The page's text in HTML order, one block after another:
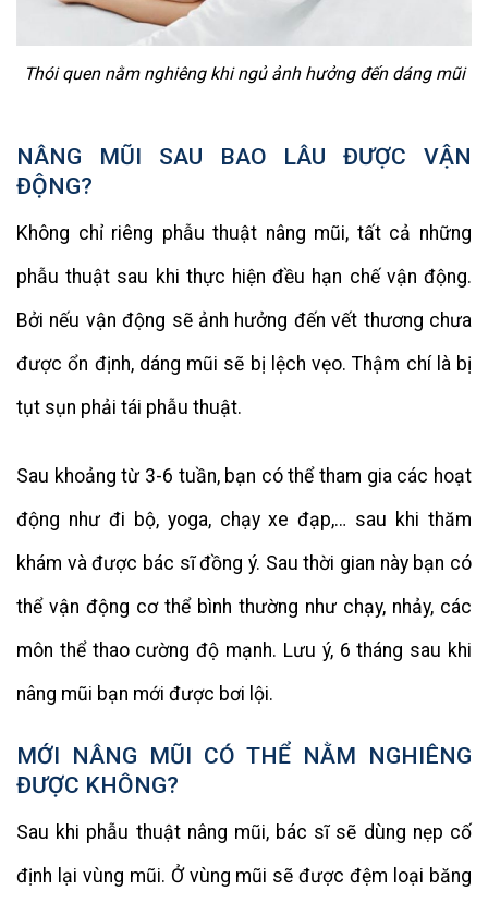
Thói quen nằm nghiêng khi ngủ ảnh hưởng đến dáng mũi
NÂNG MŨI SAU BAO LÂU ĐƯỢC VẬN
ĐỘNG?
Không chỉ riêng phẫu thuật nâng mũi, tất cả những
phẫu thuật sau khi thực hiện đều hạn chế vận động.
Bởi nếu vận động sẽ ảnh hưởng đến vết thương chưa
được ổn định, dáng mũi sẽ bị lệch vẹo. Thậm chí là bị
tụt sụn phải tái phẫu thuật.
Sau khoảng từ 3-6 tuần, bạn có thể tham gia các hoạt
động như đi bộ, yoga, chạy xe đạp,… sau khi thăm
khám và được bác sĩ đồng ý. Sau thời gian này bạn có
thể vận động cơ thể bình thường như chạy, nhảy, các
môn thể thao cường độ mạnh. Lưu ý, 6 tháng sau khi
nâng mũi bạn mới được bơi lội.
MỚI NÂNG MŨI CÓ THỂ NẰM NGHIÊNG
ĐƯỢC KHÔNG?
Sau khi phẫu thuật nâng mũi, bác sĩ sẽ dùng nẹp cố
định lại vùng mũi. Ở vùng mũi sẽ được đệm loại băng